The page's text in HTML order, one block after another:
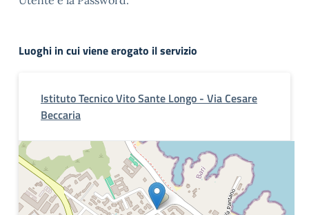
Luoghi in cui viene erogato il servizio
Istituto Tecnico Vito Sante Longo - Via Cesare
Beccaria